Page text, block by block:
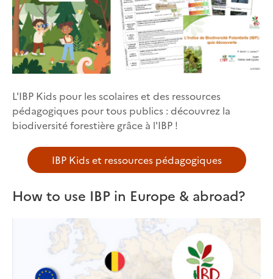
L'IBP Kids pour les scolaires et des ressources
pédagogiques pour tous publics : découvrez la
biodiversité forestière grâce à l'IBP !
IBP Kids et ressources pédagogiques
How to use IBP in Europe & abroad?